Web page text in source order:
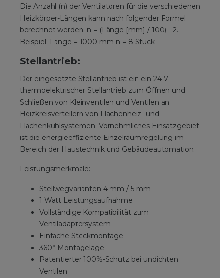
Die Anzahl (n) der Ventilatoren für die verschiedenen
Heizkörper-Längen kann nach folgender Formel
berechnet werden: n = (Länge [mm] / 100) - 2.
Beispiel: Länge = 1000 mm n = 8 Stück
Stellantrieb:
Der eingesetzte Stellantrieb ist ein ein 24 V
thermoelektrischer Stellantrieb zum Öffnen und
Schließen von Kleinventilen und Ventilen an
Heizkreisverteilern von Flächenheiz- und
Flächenkühlsystemen. Vornehmliches Einsatzgebiet
ist die energieeffiziente Einzelraumregelung im
Bereich der Haustechnik und Gebäudeautomation.
Leistungsmerkmale:
Stellwegvarianten 4 mm / 5 mm
1 Watt Leistungsaufnahme
Vollständige Kompatibilität zum
Ventiladaptersystem
Einfache Steckmontage
360° Montagelage
Patentierter 100%-Schutz bei undichten
Ventilen